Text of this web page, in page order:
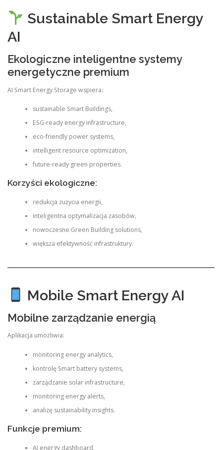
Sustainable Smart Energy
AI
Ekologiczne inteligentne systemy
energetyczne premium
AI Smart Energy Storage wspiera:
sustainable Smart Buildings,
ESG-ready energy infrastructure,
eco-friendly power systems,
intelligent resource optimization,
future-ready green properties.
Korzyści ekologiczne:
redukcja zużycia energii,
inteligentna optymalizacja zasobów,
nowoczesne Green Building solutions,
większa efektywność infrastruktury.
Mobile Smart Energy AI
Mobilne zarządzanie energią
Aplikacja umożliwia:
monitoring energy analytics,
kontrolę Smart battery systems,
zarządzanie solar infrastructure,
monitoring energy alerts,
analizę sustainability insights.
Funkcje premium:
AI energy dashboard,